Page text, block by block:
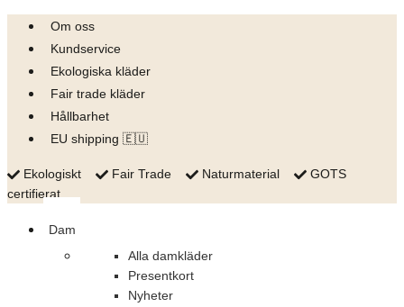
Skip
content
Om oss
Kundservice
Ekologiska kläder
Fair trade kläder
Hållbarhet
EU shipping 🇪🇺
Ekologiskt Fair Trade Naturmaterial
GOTS
certifierat
Dam
Alla damkläder
Presentkort
Nyheter